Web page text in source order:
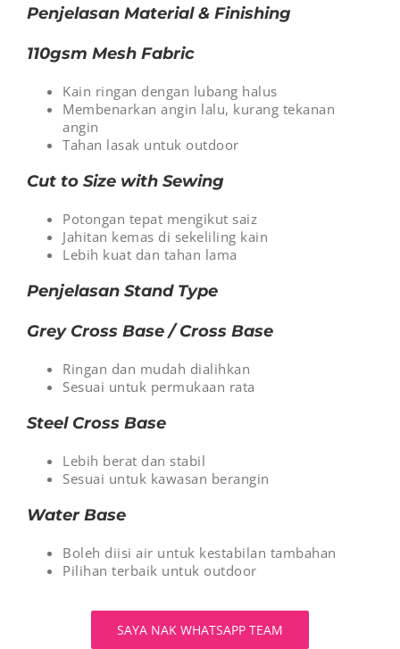
Penjelasan Material & Finishing
110gsm Mesh Fabric
Kain ringan dengan lubang halus
Membenarkan angin lalu, kurang tekanan
angin
Tahan lasak untuk outdoor
Cut to Size with Sewing
Potongan tepat mengikut saiz
Jahitan kemas di sekeliling kain
Lebih kuat dan tahan lama
Penjelasan Stand Type
Grey Cross Base / Cross Base
Ringan dan mudah dialihkan
Sesuai untuk permukaan rata
Steel Cross Base
Lebih berat dan stabil
Sesuai untuk kawasan berangin
Water Base
Boleh diisi air untuk kestabilan tambahan
Pilihan terbaik untuk outdoor
SAYA NAK WHATSAPP TEAM